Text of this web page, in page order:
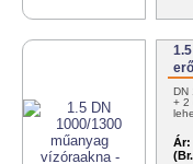
DN
+ 2
Ár: